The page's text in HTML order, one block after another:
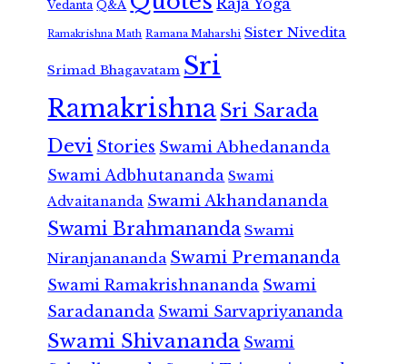
Vedanta Q&A
Ramakrishna Math Ramana Maharshi Sister Nivedita
Srimad Bhagavatam Sri
RamakrishnaSri Sarada
Devi Stories Swami Abhedananda
Swami Adbhutananda Swami
Advaitananda Swami Akhandananda
Swami Brahmananda Swami
Niranjanananda Swami Premananda
Swami Ramakrishnananda Swami
Saradananda Swami Sarvapriyananda
Swami Shivananda Swami